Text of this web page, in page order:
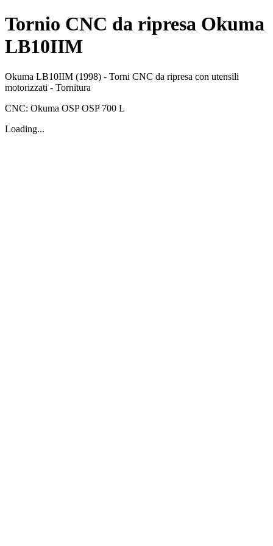
Tornio CNC da ripresa Okuma
LB10IIM
Okuma LB10IIM (1998) - Torni CNC da ripresa con utensili
motorizzati - Tornitura
CNC: Okuma OSP OSP 700 L
Loading...